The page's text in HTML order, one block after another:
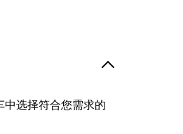
选择符合您需求的